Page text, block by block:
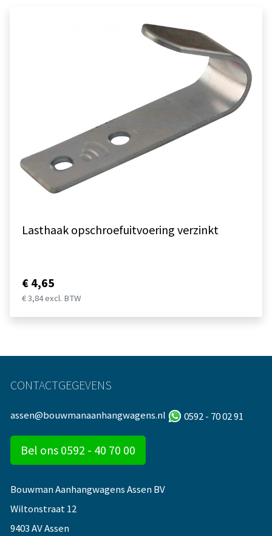
Lasthaak opschroefuitvoering verzinkt
€ 4,65
€ 3,84 excl. BTW
CONTACTGEGEVENS
assen@bouwmanaanhangwagens.nl 0592 - 70 02 91
Bel ons 0592 - 40 70 00
Bouwman Aanhangwagens Assen BV
Wiltonstraat 12
9403 AV Assen